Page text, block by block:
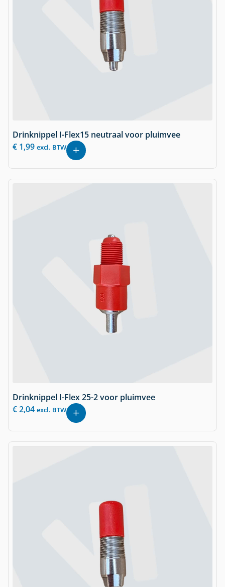
Drinknippel I-Flex15 neutraal voor pluimvee
€ 1,99 excl. BTW
Drinknippel I-Flex 25-2 voor pluimvee
€2,04 excl. BTW